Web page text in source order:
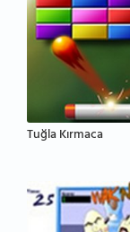
Tuğla Kırmaca